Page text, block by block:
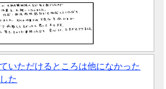
いただけるところは他になかった
た